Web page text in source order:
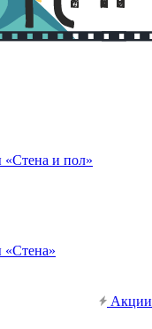
и пол»
Акции